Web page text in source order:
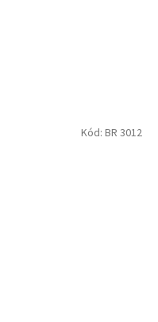
Kód: BR 3012